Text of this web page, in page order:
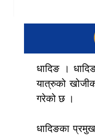
धादिङ ।
यात्रुको
गरेको छ ।
धादिङका